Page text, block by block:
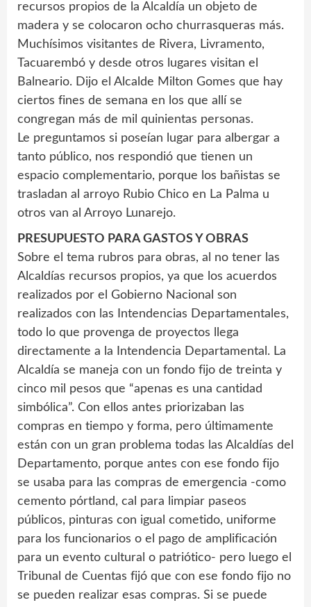
recursos propios de la Alcaldía un objeto de
madera y se colocaron ocho churrasqueras más.
Muchísimos visitantes de Rivera, Livramento,
Tacuarembó y desde otros lugares visitan el
Balneario. Dijo el Alcalde Milton Gomes que hay
ciertos fines de semana en los que allí se
congregan más de mil quinientas personas.
Le preguntamos si poseían lugar para albergar a
tanto público, nos respondió que tienen un
espacio complementario, porque los bañistas se
trasladan al arroyo Rubio Chico en La Palma u
otros van al Arroyo Lunarejo.
PRESUPUESTO PARA GASTOS Y OBRAS
Sobre el tema rubros para obras, al no tener las
Alcaldías recursos propios, ya que los acuerdos
realizados por el Gobierno Nacional son
realizados con las Intendencias Departamentales,
todo lo que provenga de proyectos llega
directamente a la Intendencia Departamental. La
Alcaldía se maneja con un fondo fijo de treinta y
cinco mil pesos que “apenas es una cantidad
simbólica”. Con ellos antes priorizaban las
compras en tiempo y forma, pero últimamente
están con un gran problema todas las Alcaldías del
Departamento, porque antes con ese fondo fijo
se usaba para las compras de emergencia -como
cemento pórtland, cal para limpiar paseos
públicos, pinturas con igual cometido, uniforme
para los funcionarios o el pago de amplificación
para un evento cultural o patriótico- pero luego el
Tribunal de Cuentas fijó que con ese fondo fijo no
se pueden realizar esas compras. Si se puede